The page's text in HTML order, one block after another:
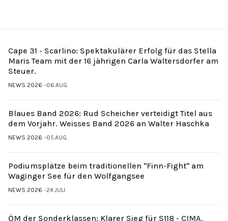
Cape 31 - Scarlino: Spektakulärer Erfolg für das Stella
Maris Team mit der 16 jährigen Carla Waltersdorfer am
Steuer.
NEWS 2026 06.AUG.
Blaues Band 2026: Rud Scheicher verteidigt Titel aus
dem Vorjahr. Weisses Band 2026 an Walter Haschka
NEWS 2026 05.AUG.
Podiumsplätze beim traditionellen "Finn-Fight" am
Waginger See für den Wolfgangsee
NEWS 2026 24.JULI
ÖM der Sonderklassen: Klarer Sieg für S118 - CIMA,